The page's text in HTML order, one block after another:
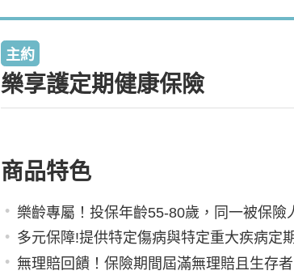
主約
樂享護定期健康保險
商品特色
樂齡專屬！投保年齡55-80歲，同一被保險
多元保障!提供特定傷病與特定重大疾病定
無理賠回饋！保險期間屆滿無理賠且生存